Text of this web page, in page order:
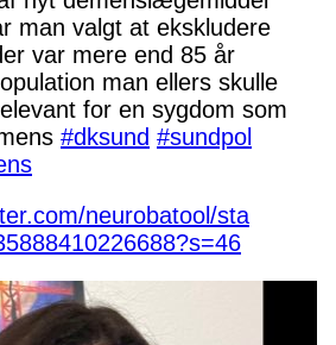
man valgt at ekskludere
var mere end 85 år
man ellers skulle
for en sygdom som
#dksund #sundpol
neurobatool/sta